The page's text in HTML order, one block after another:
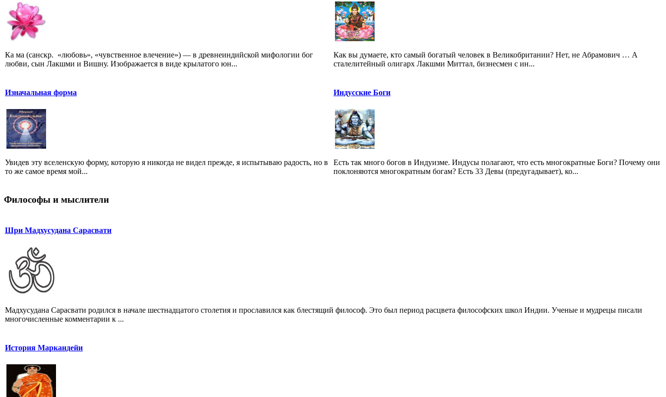
Ка ма (санскр. «любовь», «чувственное влечение») — в древнеиндийской мифологии бог
любви, сын Лакшми и Вишну. Изображается в виде крылатого юн...
Как вы думаете, кто самый богатый человек в Великобритании? Нет, не Абрамович … А
сталелитейный олигарх Лакшми Миттал, бизнесмен с ин...
Изначальная форма
Увидев эту вселенскую форму, которую я никогда не видел прежде, я испытываю радость, но в
то же самое время мой...
Индусские Боги
Есть так много богов в Индуизме. Индусы полагают, что есть многократные Боги? Почему они
поклоняются многократным богам? Есть 33 Девы (предугадывает), ко...
Философы и мыслители
Шри Мадхусудана Сарасвати
Мадхусудана Сарасвати родился в начале шестнадцатого столетия и прославился как блестящий философ. Это был период расцвета философских школ Индии. Ученые и мудрецы писали
многочисленные комментарии к ...
История Маркандейи